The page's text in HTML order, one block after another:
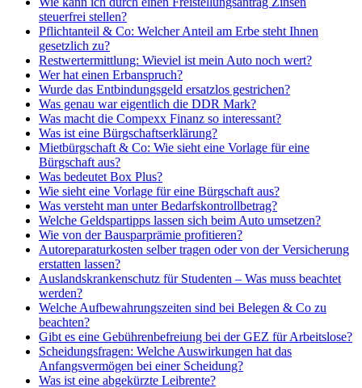
steuerfrei stellen?
Pflichtanteil & Co: Welcher Anteil am Erbe steht Ihnen
gesetzlich zu?
Restwertermittlung: Wieviel ist mein Auto noch wert?
Wer hat einen Erbanspruch?
Wurde das Entbindungsgeld ersatzlos gestrichen?
Was genau war eigentlich die DDR Mark?
Was macht die Compexx Finanz so interessant?
Was ist eine Bürgschaftserklärung?
Mietbürgschaft & Co: Wie sieht eine Vorlage für eine
Bürgschaft aus?
Was bedeutet Box Plus?
Wie sieht eine Vorlage für eine Bürgschaft aus?
Was versteht man unter Bedarfskontrollbetrag?
Welche Geldspartipps lassen sich beim Auto umsetzen?
Wie von der Bausparprämie profitieren?
Autoreparaturkosten selber tragen oder von der Versicherung
erstatten lassen?
Auslandskrankenschutz für Studenten – Was muss beachtet
werden?
Welche Aufbewahrungszeiten sind bei Belegen & Co zu
beachten?
Gibt es eine Gebührenbefreiung bei der GEZ für Arbeitslose?
Scheidungsfragen: Welche Auswirkungen hat das
Anfangsvermögen bei einer Scheidung?
Was ist eine abgekürzte Leibrente?